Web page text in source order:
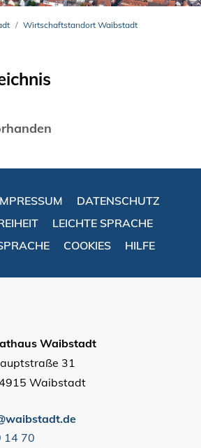
Wirtschaftstandort Waibstadt
DATENSCHUTZ
LEICHTE SPRACHE
COOKIES HILFE
Waibstadt
31
Waibstadt
14 70